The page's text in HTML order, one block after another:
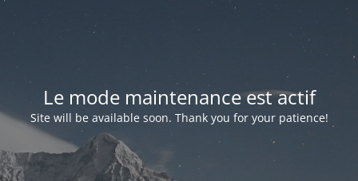
Le mode maintenance est actif
Site will be available soon. Thank you for your patience!